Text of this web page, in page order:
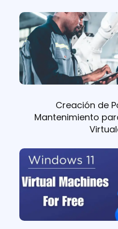
Creación de
Mantenimiento